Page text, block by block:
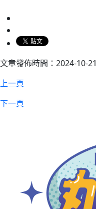
文章發佈時間：2024-10-21
上一頁
下一頁